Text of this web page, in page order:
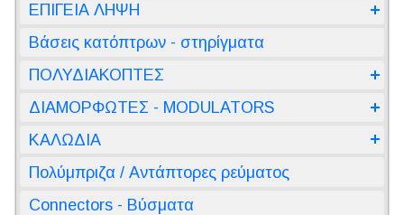
ΕΠΙΓΕΙΑ ΛΗΨΗ
Βάσεις κατόπτρων - στηρίγματα
ΠΟΛΥΔΙΑΚΟΠΤΕΣ
ΔΙΑΜΟΡΦΩΤΕΣ - MODULATORS
ΚΑΛΩΔΙΑ
Πολύμπριζα / Αντάπτορες ρεύματος
Connectors - Βύσματα